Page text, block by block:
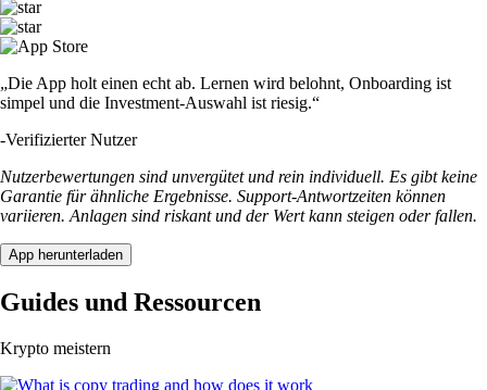
„Die App holt einen echt ab. Lernen wird belohnt, Onboarding ist
simpel und die Investment-Auswahl ist riesig.“
-Verifizierter Nutzer
Nutzerbewertungen sind unvergütet und rein individuell. Es gibt keine
Garantie für ähnliche Ergebnisse. Support-Antwortzeiten können
variieren. Anlagen sind riskant und der Wert kann steigen oder fallen.
App herunterladen
Guides und Ressourcen
Krypto meistern